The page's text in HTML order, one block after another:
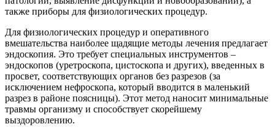
также приборы для физиологических процедур.
Для физиологических процедур и оперативного
вмешательства наиболее щадящие методы лечения предлагает
эндоскопия. Это требует специальных инструментов –
эндоскопов (уретроскопа, цистоскопа и других), введенных в
просвет, соответствующих органов без разрезов (за
исключением нефроскопа, который вводится в маленький
разрез в районе поясницы). Этот метод наносит минимальные
травмы организму и способствует скорейшему
выздоровлению.